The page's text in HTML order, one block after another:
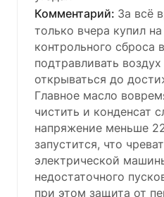
За всё
только вчера купил
контрольного сброса
подтравливать
открываться до
Главное масло
чистить и конденсат
напряжение меньше
запустится, что
электрической
недостаточного
при этом защита от